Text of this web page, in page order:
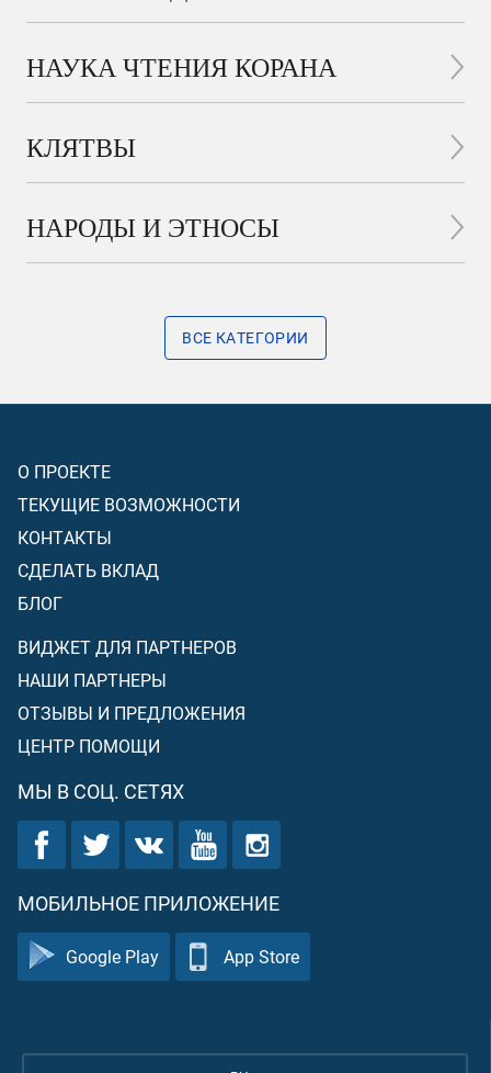
НАУКА ЧТЕНИЯ КОРАНА
КЛЯТВЫ
НАРОДЫ И ЭТНОСЫ
ВСЕ КАТЕГОРИИ
О ПРОЕКТЕ
ТЕКУЩИЕ ВОЗМОЖНОСТИ
КОНТАКТЫ
СДЕЛАТЬ ВКЛАД
БЛОГ
ВИДЖЕТ ДЛЯ ПАРТНЕРОВ
НАШИ ПАРТНЕРЫ
ОТЗЫВЫ И ПРЕДЛОЖЕНИЯ
ЦЕНТР ПОМОЩИ
МЫ В СОЦ. СЕТЯХ
МОБИЛЬНОЕ ПРИЛОЖЕНИЕ
Google Play App Store